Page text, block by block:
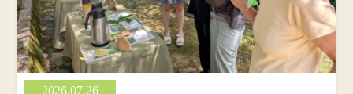
2026.07.26